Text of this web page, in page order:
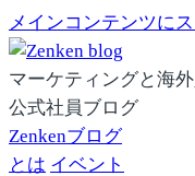
メインコンテンツに
マーケティングと海
公式社員ブログ
Zenkenブログ
とは イベント